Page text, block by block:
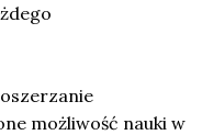
możliwość nauki w